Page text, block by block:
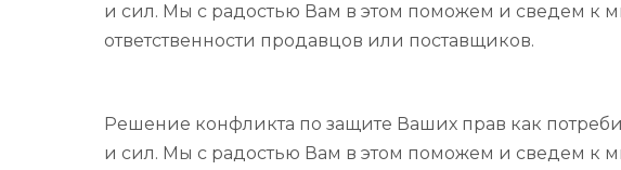
и сил. Мы с радостью Вам в этом поможем и сведем к
ответственности продавцов или поставщиков.
Решение конфликта по защите Ваших прав как
и сил. Мы с радостью Вам в этом поможем и сведем к